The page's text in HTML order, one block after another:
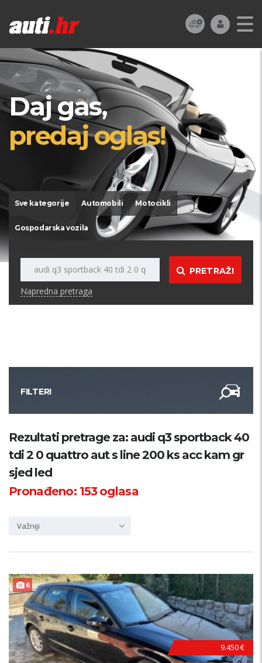
Daj gas,
predaj oglas!
Sve kategorije Automobili Motocikli
Gospodarska vozila
PRETRAŽI
Napredna pretraga
FILTERI
Kategorija
Županija
Samo sa slikom
Rezultati pretrage za: audi q3 sportback 40
tdi 2 0 quattro aut s line 200 ks acc kam gr
sjed led
Pronađeno: 153oglasa
Važniji
6 F
U
L
L
O
P
R
E
M
A
9.450 €